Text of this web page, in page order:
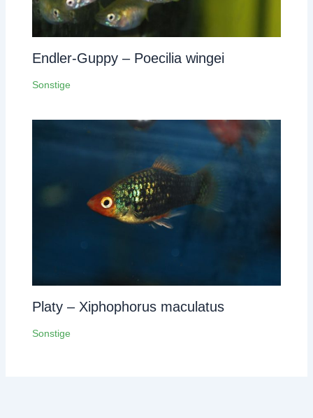
Endler-Guppy – Poecilia wingei
Sonstige
Platy – Xiphophorus maculatus
Sonstige